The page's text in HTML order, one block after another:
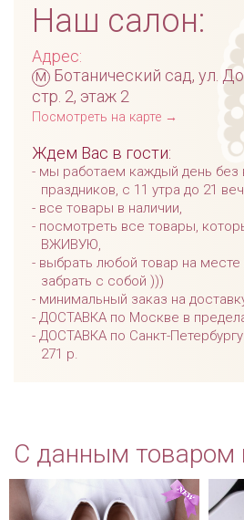
Наш салон:
Адрес:
м Ботанический сад, ул.
стр. 2, этаж 2
Посмотреть на карте →
Ждем Вас в гости:
мы работаем каждый день без
праздников, с 11 утра до 21
все товары в наличии,
посмотреть все товары,
ВЖИВУЮ,
выбрать любой товар на месте
забрать с собой )))
минимальный заказ на
ДОСТАВКА по Москве в
ДОСТАВКА по Санкт-
271 р.
С данным товаром